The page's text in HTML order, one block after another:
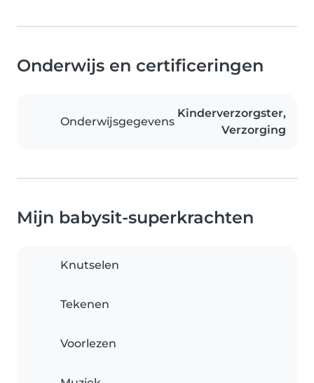
Onderwijs en certificeringen
Onderwijsgegevens
Kinderverzorgster,
Verzorging
Mijn babysit-superkrachten
Knutselen
Tekenen
Voorlezen